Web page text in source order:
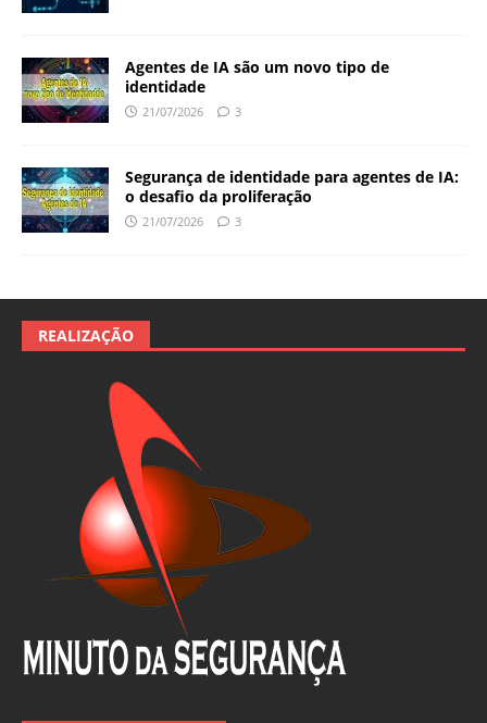
Agentes de IA são um novo tipo de
identidade
21/07/2026 3
Segurança de identidade para agentes de IA:
o desafio da proliferação
21/07/2026 3
REALIZAÇÃO